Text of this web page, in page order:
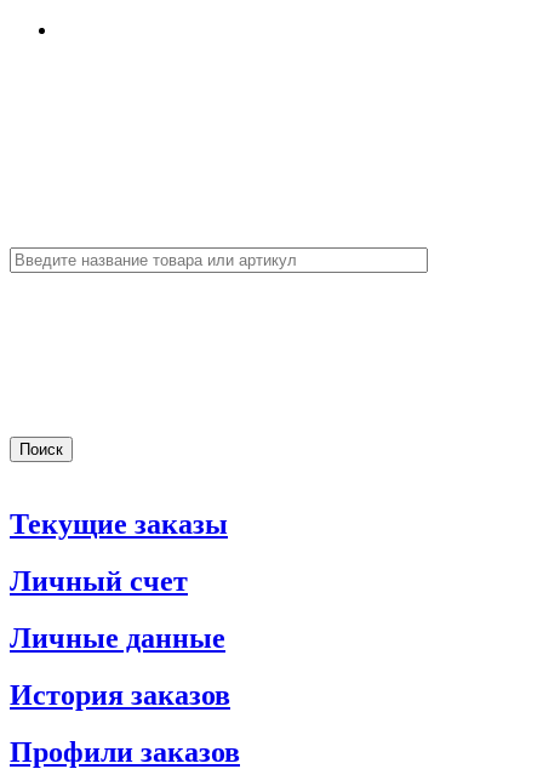
Текущие заказы
Личный счет
Личные данные
История заказов
Профили заказов